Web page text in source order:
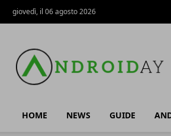
giovedì, il 06 agosto 2026
HOME NEWS GUIDE